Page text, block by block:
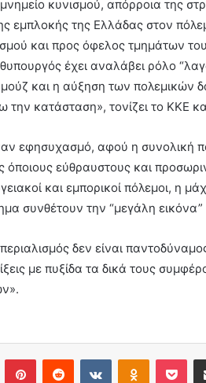
κυνισμού, απόρροια της
εμπλοκής της Ελλάδας στον
και προς όφελος τμημάτων
έχει αναλάβει ρόλο
και η αύξηση των πολεμικών
την κατάσταση», τονίζει το ΚΚΕ
εφησυχασμό, αφού η συνολική
εύθραυστους και
και εμπορικοί πόλεμοι, η
συνθέτουν την “μεγάλη
δεν είναι
με πυξίδα τα δικά τους
PinterestReddit VKontakte